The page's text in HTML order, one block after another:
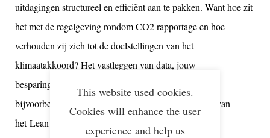
uitdagingen structureel en efficiënt aan te pakken. Want hoe zit
het met de regelgeving rondom CO2 rapportage en hoe
verhouden zij zich tot de doelstellingen van het
klimaatakkoord? Het vastleggen van data, jouw
besparingspotentieel en praktische uitdagingen van
bijvoorbeeld stadslogistiek: het is allemaal onderdeel van
het Lean & Green programma.
This website used cookies.
Cookies will enhance the user
experience and help us